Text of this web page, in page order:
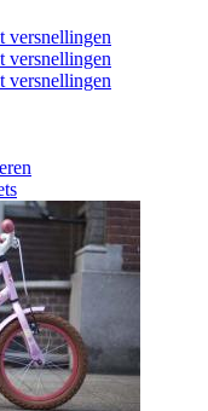
versnellingen
versnellingen
versnellingen